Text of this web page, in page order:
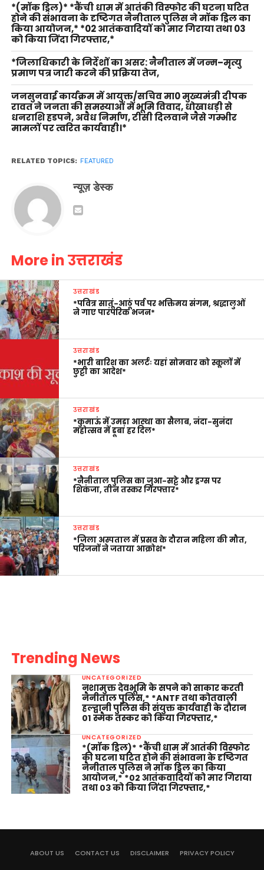
*(मॉक ड्रिल)* *कैंची धाम में आतंकी विस्फोट की घटना घटित
होने की संभावना के दृष्टिगत नैनीताल पुलिस ने मॉक ड्रिल का
किया आयोजन,* *02 आतंकवादियों को मार गिराया तथा 03
को किया जिंदा गिरफ्तार,*
*जिलाधिकारी के निर्देशों का असर: नैनीताल में जन्म–मृत्यु
प्रमाण पत्र जारी करने की प्रक्रिया तेज,
जनसुनवाई कार्यक्रम में आयुक्त/सचिव मा0 मुख्यमंत्री दीपक
रावत ने जनता की समस्याओं में भूमि विवाद, धोखाधड़ी से
धनराशि हडपने, अवैध निर्माण, टीसी दिलवाने जैसे गम्भीर
मामलों पर त्वरित कार्यवाही।*
RELATED TOPICS: FEATURED
न्यूज़ डेस्क
More in उत्तराखंड
उत्तराखंड
*पवित्र सातूं-आठूं पर्व पर भक्तिमय संगम, श्रद्धालुओं
ने गाए पारंपरिक भजन*
उत्तराखंड
*भारी बारिश का अलर्टः यहां सोमवार को स्कूलों में
छुट्टी का आदेश*
उत्तराखंड
*कुमाऊं में उमड़ा आस्था का सैलाब, नंदा-सुनंदा
महोत्सव में डूबा हर दिल*
उत्तराखंड
*नैनीताल पुलिस का जुआ-सट्टे और ड्रग्स पर
शिकंजा, तीन तस्कर गिरफ्तार*
उत्तराखंड
*जिला अस्पताल में प्रसव के दौरान महिला की मौत,
परिजनों ने जताया आक्रोश*
Trending News
UNCATEGORIZED
नशामुक्त देवभूमि के सपने को साकार करती
नैनीताल पुलिस,* *ANTF तथा कोतवाली
हल्द्वानी पुलिस की संयुक्त कार्यवाही के दौरान
01 स्मैक तस्कर को किया गिरफ्तार,*
UNCATEGORIZED
*(मॉक ड्रिल)* *कैंची धाम में आतंकी विस्फोट
की घटना घटित होने की संभावना के दृष्टिगत
नैनीताल पुलिस ने मॉक ड्रिल का किया
आयोजन,* *02 आतंकवादियों को मार गिराया
तथा 03 को किया जिंदा गिरफ्तार,*
ABOUT US CONTACT US DISCLAIMER PRIVACY POLICY